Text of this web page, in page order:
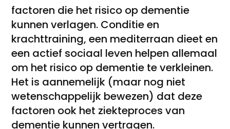
factoren die het risico op dementie
kunnen verlagen. Conditie en
krachttraining, een mediterraan dieet en
een actief sociaal leven helpen allemaal
om het risico op dementie te verkleinen.
Het is aannemelijk (maar nog niet
wetenschappelijk bewezen) dat deze
factoren ook het ziekteproces van
dementie kunnen vertragen.